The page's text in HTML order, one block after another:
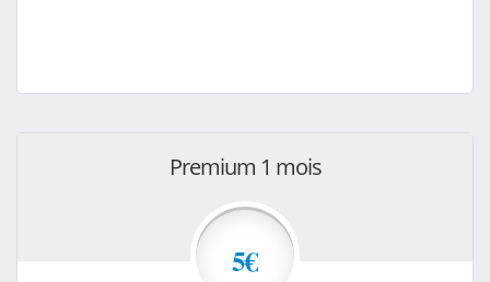
Premium 1 mois
5€